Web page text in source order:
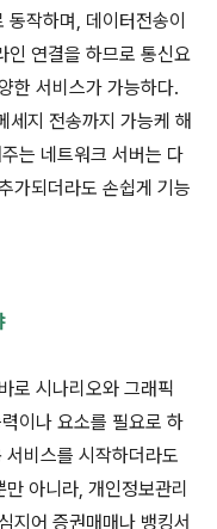
작하며, 데이터전송이
인 연결을 하므로 통신요
한 서비스가 가능하다.
지 전송까지 가능케 해
는 네트워크 서버는 다
가되더라도 손쉽게 기능
로 시나리오와 그래픽
이나 요소를 필요로 하
비스를 시작하더라도
아니라, 개인정보관리
지어 증권매매나 뱅킹서